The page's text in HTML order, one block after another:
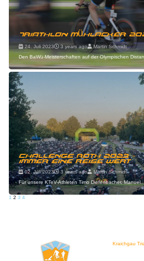
Triathlon Mühlacker
24. Juli 2023 3 years ago
Martin Schmidt
Den BaWü-Meisterschaften auf der Olympischen
Challenge Roth 2023 -
immer eine Reise wert
02. Juli 2023 3 years ago
Martin Schmidt
Für unsere KTeV-Athleten Timo Diefenbacher, Manuel...
1 2 3 4
Kraichgau